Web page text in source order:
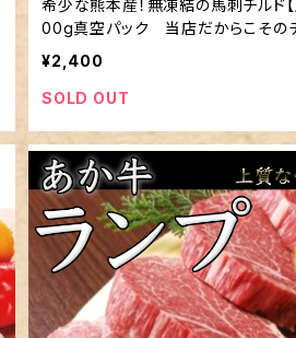
希少な熊本産！無凍結の馬刺チルド【
00g真空パック 当店だからこそのチ
¥2,400
SOLD OUT